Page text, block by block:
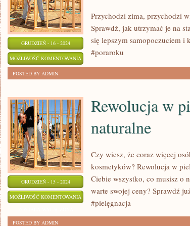
GRUDZIEŃ - 16 - 2024
MOŻLIWOŚĆ KOMENTOWANIA GOTOWE
PÓR
ROKU:
NAWYKI
CAŁY
ROK
ZOSTAŁA WYŁĄCZONA
Przychodzi zima, przychodzi
Sprawdź, jak utrzymać je na
się lepszym samopoczuciem
#poraroku
POSTED BY ADMIN
GRUDZIEŃ - 15 - 2024
MOŻLIWOŚĆ KOMENTOWANIA
Rewolucja w
naturalne
Czy wiesz, że coraz więcej
kosmetyków? Rewolucja w
Ciebie wszystko, co musisz o
warte swojej ceny? Sprawdź
#pielęgnacja
POSTED BY ADMIN